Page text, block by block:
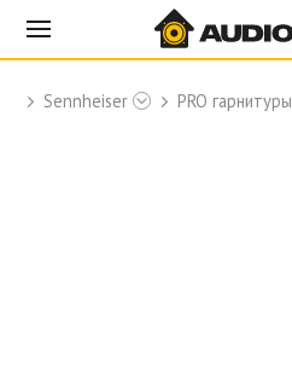
Sennheiser PRO гарнитуры